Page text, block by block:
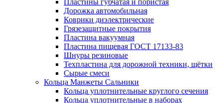
Пластины губчатая и пористая
Дорожка автомобильная
Коврики диэлектрические
Грязезащитные покрытия
Пластина вакуумная
Пластина пищевая ГОСТ 17133-83
Шнуры резиновые
Техпластина для дорожной техники, щётки
Сырые смеси
Кольца Манжеты Сальники
Кольца уплотнительные круглого сечения
Кольца уплотнительные в наборах